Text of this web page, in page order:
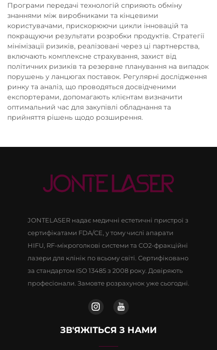
Програми передачі технологій сприяють обміну
знаннями між виробниками та кінцевими
користувачами, прискорюючи цикли інновацій та
покращуючи результати розробки продуктів. Стратегії
мінімізації ризиків, реалізовані через ці партнерства,
включають комплексне страхування, захист від
політичних ризиків та резервне планування на випадок
порушень у ланцюгах поставок. Регулярні дослідження
ринку та аналіз, що проводяться досвідченими
експортерами, допомагають клієнтам визначити
оптимальний час для закупівлі обладнання та
прийняття рішень щодо розширення.
JONTELASER надає медичні естетичні пристрої з
сертифікатами FDA/CE, у тому числі апарати
HIFU, RF-мікроголкові системи та CO2-фракційні
лазери для клінік по всьому світі. Сертифіковано
за стандартом ISO 13485 з 2008 року. Довіряють
професіонали. Замовте розрахунок уже сьогодні.
ЗВ'ЯЖІТЬСЯ З НАМИ